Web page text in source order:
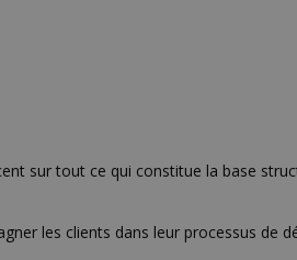
tout ce qui constitue la base
les clients dans leur processus de